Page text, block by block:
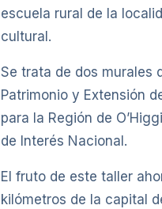
escuela rural de la
cultural.
Se trata de dos murales
Patrimonio y Extensión
para la Región de
de Interés Nacional.
El fruto de este taller
kilómetros de la capital